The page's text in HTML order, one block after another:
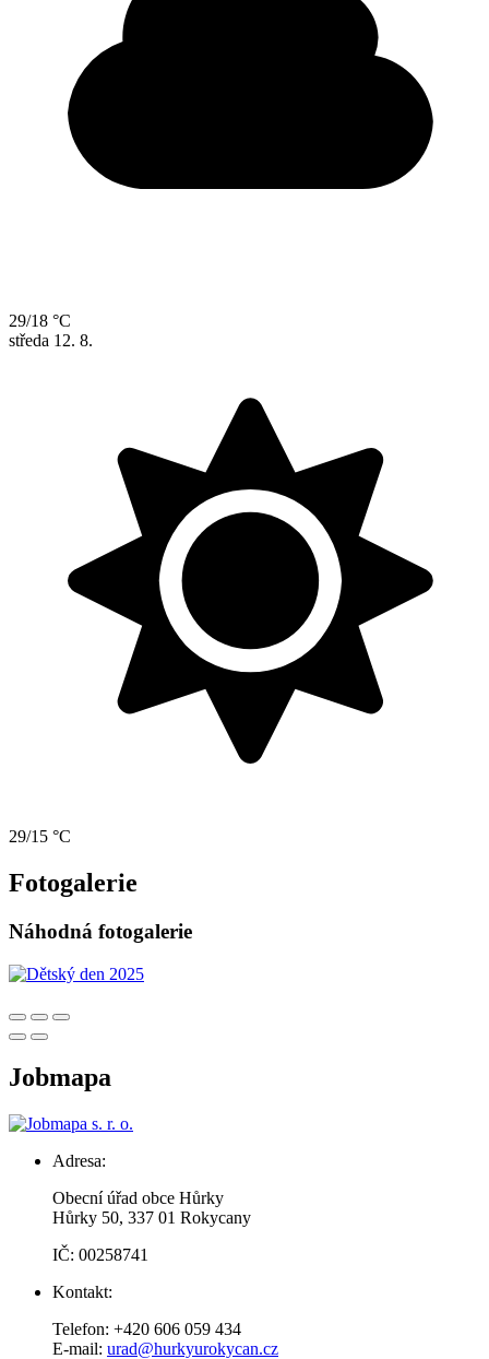
29/18 °C
středa 12. 8.
29/15 °C
Fotogalerie
Náhodná fotogalerie
Jobmapa
Adresa:
Obecní úřad obce Hůrky
Hůrky 50, 337 01 Rokycany
IČ: 00258741
Kontakt:
Telefon: +420 606 059 434
E-mail: urad@hurkyurokycan.cz